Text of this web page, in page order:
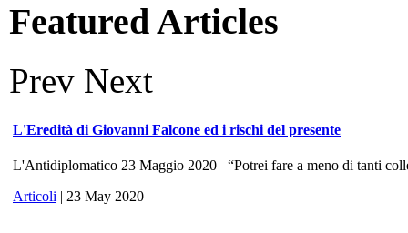
Featured Articles
Prev Next
L'Eredità di Giovanni Falcone ed i rischi del presente
L'Antidiplomatico 23 Maggio 2020 “Potrei fare a meno di tanti
Articoli | 23 May 2020